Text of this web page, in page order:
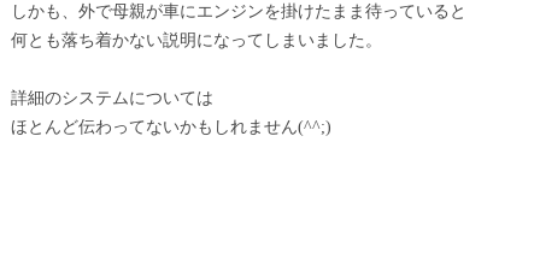
しかも、外で母親が車にエンジンを掛けたまま待っていると
何とも落ち着かない説明になってしまいました。
詳細のシステムについては
ほとんど伝わってないかもしれません(^^;)